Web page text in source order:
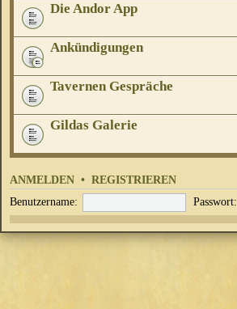
Die Andor App
Ankündigungen
Tavernen Gespräche
Gildas Galerie
ANMELDEN • REGISTRIEREN
Benutzername: Passwort: